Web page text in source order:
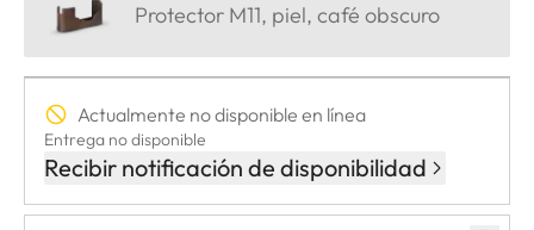
Protector M11, piel, café obscuro
Actualmente no disponible en línea
Entrega no disponible
Recibir notificación de disponibilidad